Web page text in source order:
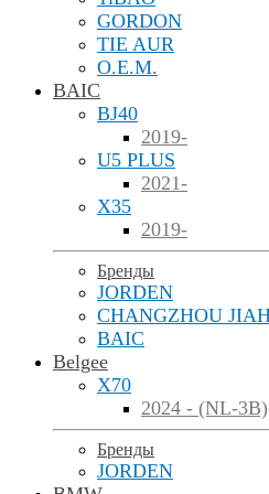
GORDON
TIE AUR
O.E.M.
BAIC
BJ40
2019-
U5 PLUS
2021-
X35
2019-
Бренды
JORDEN
CHANGZHOU
BAIC
Belgee
X70
2024 - (NL-3B)
Бренды
JORDEN